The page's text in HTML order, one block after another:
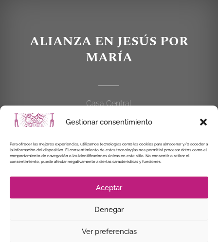
Gestionar consentimiento
Para ofrecer las mejores experiencias, utilizamos tecnologías como las cookies para almacenar y/o acceder a
la información del dispositivo. El consentimiento de estas tecnologías nos permitirá procesar datos como el
comportamiento de navegación o las identificaciones únicas en este sitio. No consentir o retirar el
consentimiento, puede afectar negativamente a ciertas características y funciones.
Aceptar
Denegar
Ver preferencias
ALIANZA EN JESÚS POR
MARÍA
Casa Central
C/Cardenal Cisneros, 55
914 462 114
alianzaenjesuspormaria@gmail.com